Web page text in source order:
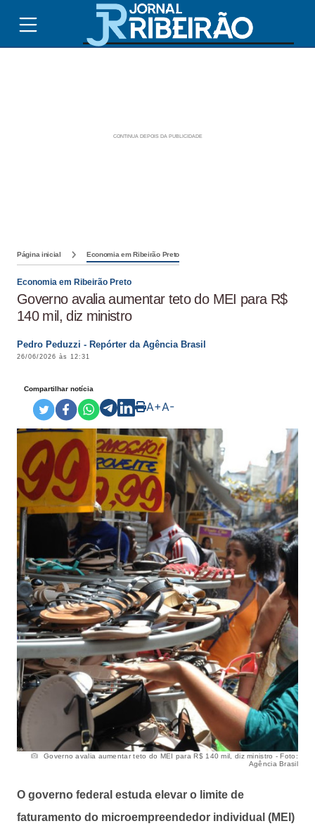
Página inicial Economia em Ribeirão Preto
Economia em Ribeirão Preto
Governo avalia aumentar teto do MEI para R$
140 mil, diz ministro
Pedro Peduzzi - Repórter da Agência Brasil
26/06/2026 às 12:31
Compartilhar notícia
A+A-
Governo avalia aumentar teto do MEI para R$ 140 mil, diz ministro - Foto:
Agência Brasil
O governo federal estuda elevar o limite de
faturamento do microempreendedor individual (MEI)